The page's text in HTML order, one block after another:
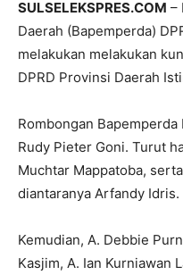
SULSELEKSPRES.COM –
Daerah (Bapemperda)
melakukan melakukan
DPRD Provinsi Daerah
Rombongan
Rudy Pieter Goni. Turut
Muchtar Mappatoba,
diantaranya Arfandy Idris.
Kemudian, A. Debbie
Kasjim, A. Ian Kurniawan